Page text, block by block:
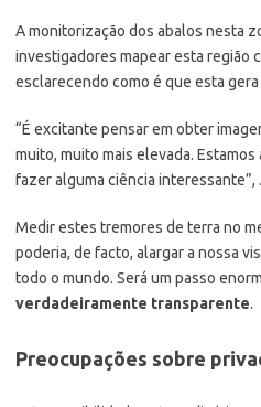
A monitorização dos abalos nesta
investigadores mapear esta região
esclarecendo como é que esta
“É excitante pensar em obter
muito, muito mais elevada.
fazer alguma ciência interessante”,
Medir estes tremores de terra no
poderia, de facto, alargar a nossa
todo o mundo. Será um passo
verdadeiramente transparente.
Preocupações sobre